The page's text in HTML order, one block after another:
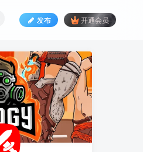
发布 开通会员